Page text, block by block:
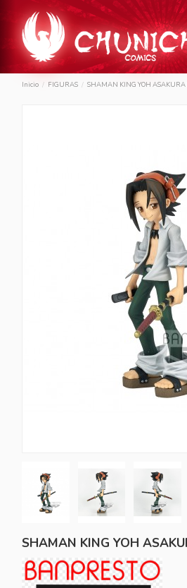
Inicio FIGURAS SHAMAN KING YOH
SHAMAN KING YOH